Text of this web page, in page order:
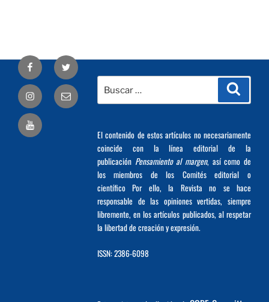
por:
El contenido de estos artículos no necesariamente
coincide con la línea editorial de la
publicación Pensamiento al margen, así como de
los miembros de los Comités editorial o
científico Por ello, la Revista no se hace
responsable de las opiniones vertidas, siempre
libremente, en los artículos publicados, al respetar
la libertad de creación y expresión.
ISSN: 2386-6098
Facebook Twitter
Correo
electrónico